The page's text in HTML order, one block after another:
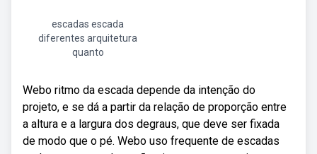
escadas escada
diferentes arquitetura
quanto
Webo ritmo da escada depende da intenção do
projeto, e se dá a partir da relação de proporção entre
a altura e a largura dos degraus, que deve ser fixada
de modo que o pé. Webo uso frequente de escadas